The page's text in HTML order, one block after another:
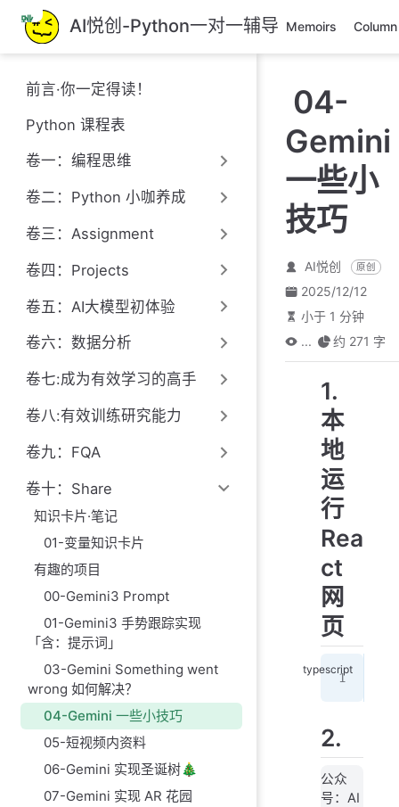
跳
至
主
要
內
AI悦创-Python一对一辅导 Memoirs Column
前言·你一定得读！
Python 课程表
卷一：编程思维
卷二：Python 小咖养成
卷三：Assignment
卷四：Projects
卷五：AI大模型初体验
卷六：数据分析
卷七:成为有效学习的高手
卷八:有效训练研究能力
卷九：FQA
卷十：Share
知识卡片·笔记
01-变量知识卡片
有趣的项目
00-Gemini3 Prompt
01-Gemini3 手势跟踪实现
「含：提示词」
03-Gemini Something went
wrong 如何解决？
04-Gemini 一些小技巧
05-短视频内资料
06-Gemini 实现圣诞树🎄
07-Gemini 实现 AR 花园
04-
Gemini
一些小
技巧
AI悦创 原创
2025/12/12
小于 1 分钟
...
约 271 字
1.
本
地
运
行
Rea
ct
网
页
2.
公众
号：AI